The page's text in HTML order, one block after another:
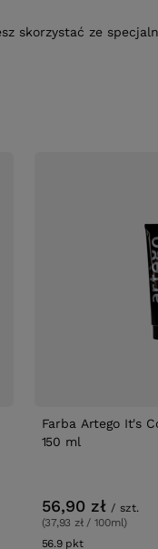
skorzystać ze
Farba Artego It's
150 ml
56,90 zł / szt.
(37,93 zł / 100ml)
56.9 pktpunktów